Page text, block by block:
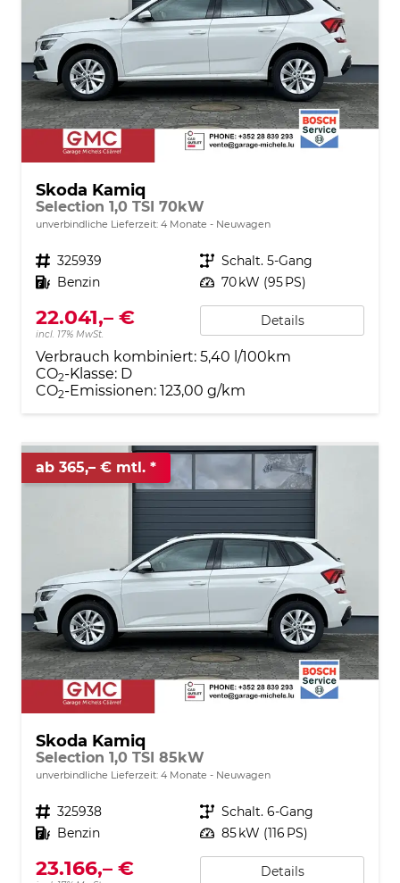
Skoda Kamiq
Selection 1,0 TSI 70kW
unverbindliche Lieferzeit: 4 Monate Neuwagen
Fahrzeugnr. 325939 Getriebe Schalt. 5-Gang
Kraftstoff Benzin Leistung 70 kW (95 PS)
22.041,– €
incl. 17% MwSt.
Details
Verbrauch kombiniert: 5,40 l/100km
CO2-Klasse: D
CO2-Emissionen: 123,00 g/km
ab 365,– € mtl.
Skoda Kamiq
Selection 1,0 TSI 85kW
unverbindliche Lieferzeit: 4 Monate Neuwagen
Fahrzeugnr. 325938 Getriebe Schalt. 6-Gang
Kraftstoff Benzin Leistung 85 kW (116 PS)
23.166,– € Details